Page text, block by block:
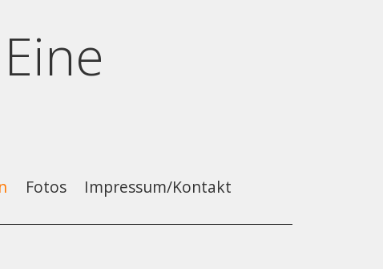
Fotos
Impressum/Kontakt